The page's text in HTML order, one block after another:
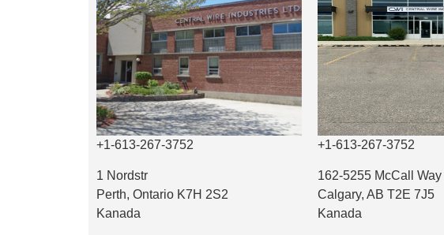
+1-613-267-3752
1 Nordstr
Perth, Ontario K7H 2S2
Kanada
+1-613-267-3752
162-5255 McCall Way
Calgary, AB T2E 7J5
Kanada